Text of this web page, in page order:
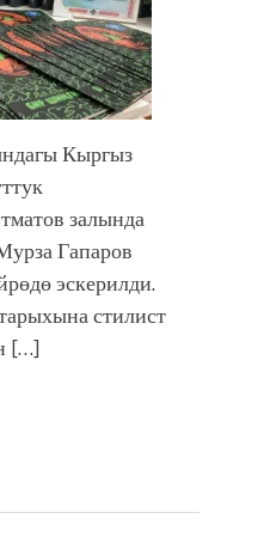
Кыргыз
залында
Гапаров
эскерилди.
стилист
[…]